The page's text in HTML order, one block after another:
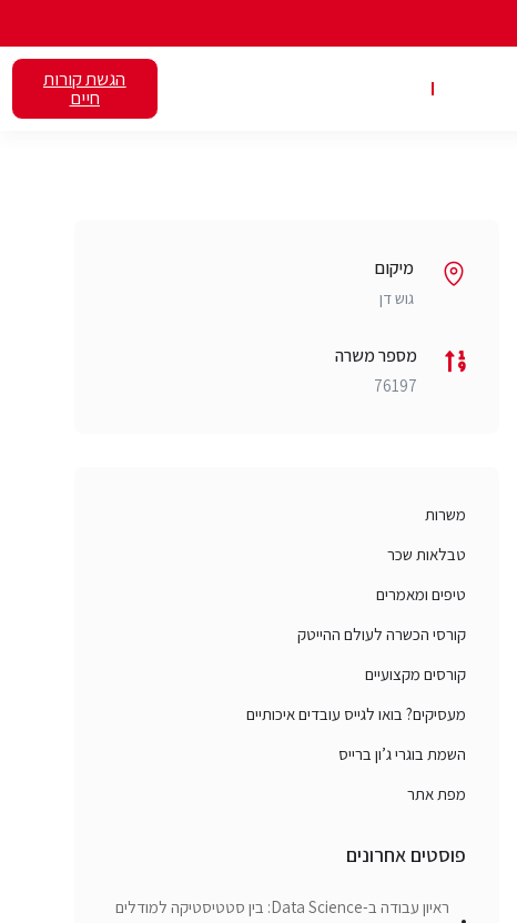
הגשת קורות
חיים
מיקום
גוש דן
מספר משרה
76197
משרות
טבלאות שכר
טיפים ומאמרים
קורסי הכשרה לעולם ההייטק
קורסים מקצועיים
מעסיקים? בואו לגייס עובדים איכותיים
השמת בוגרי ג’ון ברייס
מפת אתר
פוסטים אחרונים
ראיון עבודה ב-Data Science: בין סטטיסטיקה למודלים